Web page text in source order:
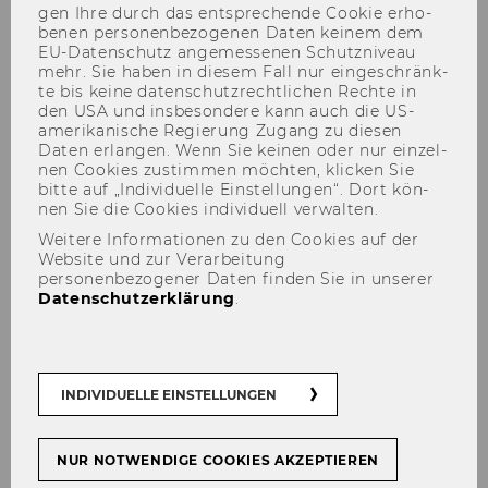
Projektleiter
293
Bevollmächtigungen
Projektleiterinnen und
Projektleiter
294
Stellenausschreibung der
Akademie der bildenden
Ausschreibungen von Stellen
für wissenschaftliches Personal
gen Ihre durch das ent­spre­chen­de Coo­kie er­ho­
be­nen per­so­nen­be­zo­ge­nen Daten kei­nem dem
EU-​Datenschutz an­ge­mes­se­nen Schutz­ni­veau
mehr. Sie haben in die­sem Fall nur ein­ge­schränk­
te bis keine da­ten­schutz­recht­li­chen Rech­te in
den USA und ins­be­son­de­re kann auch die US-​
amerikanische Re­gie­rung Zu­gang zu die­sen
Daten er­lan­gen. Wenn Sie kei­nen oder nur ein­zel­
nen Coo­kies zu­stim­men möch­ten, kli­cken Sie
bitte auf „In­di­vi­du­el­le Ein­stel­lun­gen“. Dort kön­
nen Sie die Coo­kies in­di­vi­du­ell ver­wal­ten.
Weitere Informationen zu den Cookies auf der
Website und zur Verarbeitung
personenbezogener Daten finden Sie in unserer
Datenschutzerklärung.
INDIVIDUELLE EINSTELLUNGEN
NUR NOTWENDIGE COOKIES AKZEPTIEREN